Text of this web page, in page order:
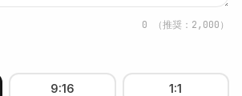
0 （推奨：2,000）
9:16 1:1